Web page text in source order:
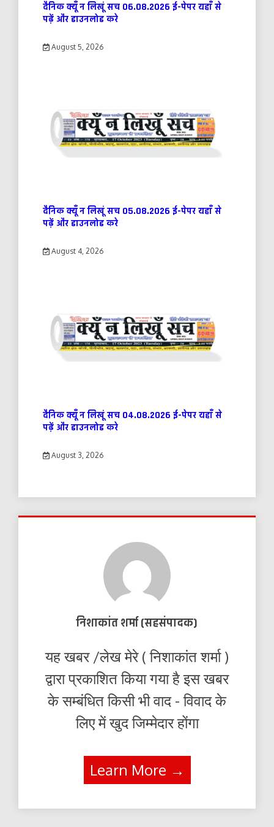
दैनिक क्यूँ न लिखूं सच 06.08.2026 ई-पेपर यहाँ से
पढ़ें और डाउनलोड करे
August 5, 2026
दैनिक क्यूँ न लिखूं सच 05.08.2026 ई-पेपर यहाँ से
पढ़ें और डाउनलोड करे
August 4, 2026
दैनिक क्यूँ न लिखूं सच 04.08.2026 ई-पेपर यहाँ से
पढ़ें और डाउनलोड करे
August 3, 2026
निशाकांत शर्मा (सहसंपादक)
यह खबर /लेख मेरे ( निशाकांत शर्मा )
द्वारा प्रकाशित किया गया है इस खबर
के सम्बंधित किसी भी वाद - विवाद के
लिए में खुद जिम्मेदार होंगा
Learn More →